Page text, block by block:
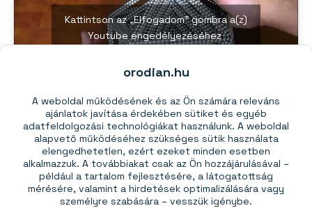
orodian.hu
A weboldal működésének és az Ön számára releváns
ajánlatok javítása érdekében sütiket és egyéb
adatfeldolgozási technológiákat használunk. A weboldal
alapvető működéséhez szükséges sütik használata
elengedhetetlen, ezért ezeket minden esetben
alkalmazzuk. A továbbiakat csak az Ön hozzájárulásával –
például a tartalom fejlesztésére, a látogatottság
mérésére, valamint a hirdetések optimalizálására vagy
személyre szabására – vesszük igénybe.
Kattintson az „Elfogadom” gombra a(z)
Youtube engedélyezéséhez
Elfogadom
Ez is érdekelhet:
Mágneses építőkészlet